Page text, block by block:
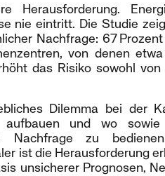
Herausforderung.
nie eintritt. Die Studie
Nachfrage: 67
von denen
das Risiko sowohl
Dilemma bei der
aufbauen und wo
Nachfrage zu
ist die Herausforderung
unsicherer Prognosen,